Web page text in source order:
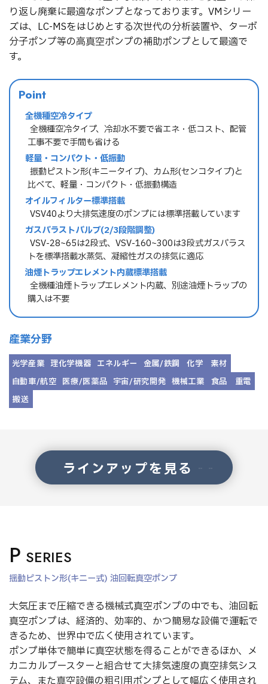
り返し廃棄に最適なポンプとなっております。VMシリー
ズは、LC-MSをはじめとする次世代の分析装置や、ターボ
分子ポンプ等の高真空ポンプの補助ポンプとして最適で
す。
Point
全機種空冷タイプ
→ 全機種空冷タイプ、冷却水不要で省エネ・低コスト、配管
工事不要で手間も省ける
軽量・コンパクト・低振動
→ 振動ピストン形(キニータイプ)、カム形(センコタイプ)と
比べて、軽量・コンパクト・低振動構造
オイルフィルター標準搭載
→ VSV40より大排気速度のポンプには標準搭載しています
ガスバラストバルブ(2/3段階調整)
→ VSV-28~65は2段式、VSV-160~300は3段式ガスバラス
トを標準搭載水蒸気、凝縮性ガスの排気に適応
油煙トラップエレメント内蔵標準搭載
→ 全機種油煙トラップエレメント内蔵、別途油煙トラップの
購入は不要
産業分野
光学産業 理化学機器 エネルギー 金属/鉄鋼 化学
素材
自動車/航空 医療/医薬品 宇宙/研究開発 機械工業 食品
重電
搬送
ラインアップを見る
P SERIES
揺動ピストン形(キニー式) 油回転真空ポンプ
大気圧まで圧縮できる機械式真空ポンプの中でも、油回転
真空ポンプは、経済的、効率的、かつ簡易な設備で運転で
きるため、世界中で広く使用されています。
ポンプ単体で簡単に真空状態を得ることができるほか、メ
カニカルブースターと組合せて大排気速度の真空排気シス
テム、また真空設備の粗引用ポンプとして幅広く使用され